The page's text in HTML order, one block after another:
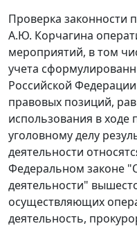
Проверка законности
А.Ю. Корчагина
мероприятий, в том
учета
Российской
правовых позиций,
использования в ходе
уголовному делу
деятельности
Федеральном законе
деятельности"
осуществляющих
деятельность,